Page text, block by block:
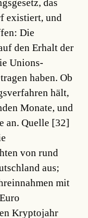
das
existiert, und
Die
den Erhalt der
Unions-
haben. Ob
hält,
Monate, und
an.Quelle [32]
von rund
aus;
mit
Kryptojahr